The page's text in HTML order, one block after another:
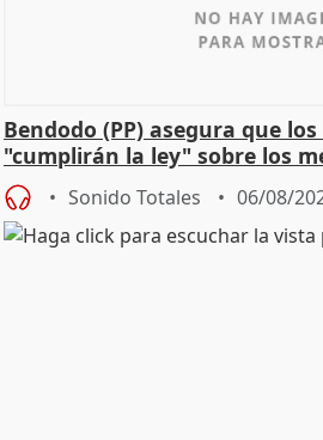
Bendodo (PP) asegura que
"cumplirán la ley" sobre los
Sonido Totales 06/08/